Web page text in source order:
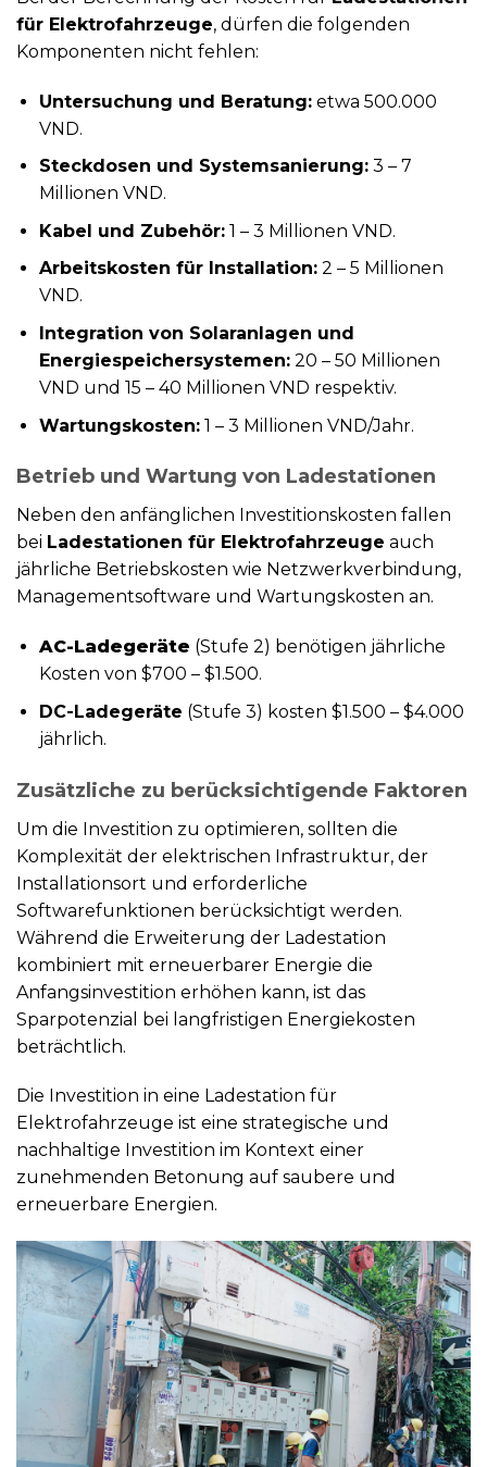
für Elektrofahrzeuge, dürfen die folgenden
Komponenten nicht fehlen:
Untersuchung und Beratung:etwa 500.000
VND.
Steckdosen und Systemsanierung:3 – 7
Millionen VND.
Kabel und Zubehör:1 – 3 Millionen VND.
Arbeitskosten für Installation:2 – 5 Millionen
VND.
Integration von Solaranlagen und
Energiespeichersystemen:20 – 50 Millionen
VND und 15 – 40 Millionen VND respektiv.
Wartungskosten:1 – 3 Millionen VND/Jahr.
Betrieb und Wartung von Ladestationen
Neben den anfänglichen Investitionskosten fallen
bei Ladestationen für Elektrofahrzeuge auch
jährliche Betriebskosten wie Netzwerkverbindung,
Managementsoftware und Wartungskosten an.
AC-Ladegeräte (Stufe 2) benötigen jährliche
Kosten von $700 – $1.500.
DC-Ladegeräte (Stufe 3) kosten $1.500 – $4.000
jährlich.
Zusätzliche zu berücksichtigende Faktoren
Um die Investition zu optimieren, sollten die
Komplexität der elektrischen Infrastruktur, der
Installationsort und erforderliche
Softwarefunktionen berücksichtigt werden.
Während die Erweiterung der Ladestation
kombiniert mit erneuerbarer Energie die
Anfangsinvestition erhöhen kann, ist das
Sparpotenzial bei langfristigen Energiekosten
beträchtlich.
Die Investition in eine Ladestation für
Elektrofahrzeuge ist eine strategische und
nachhaltige Investition im Kontext einer
zunehmenden Betonung auf saubere und
erneuerbare Energien.